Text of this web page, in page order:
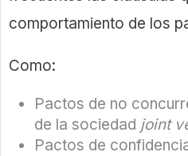
comportamiento de los
Como:
Pactos de no
de la sociedad joint
Pactos de